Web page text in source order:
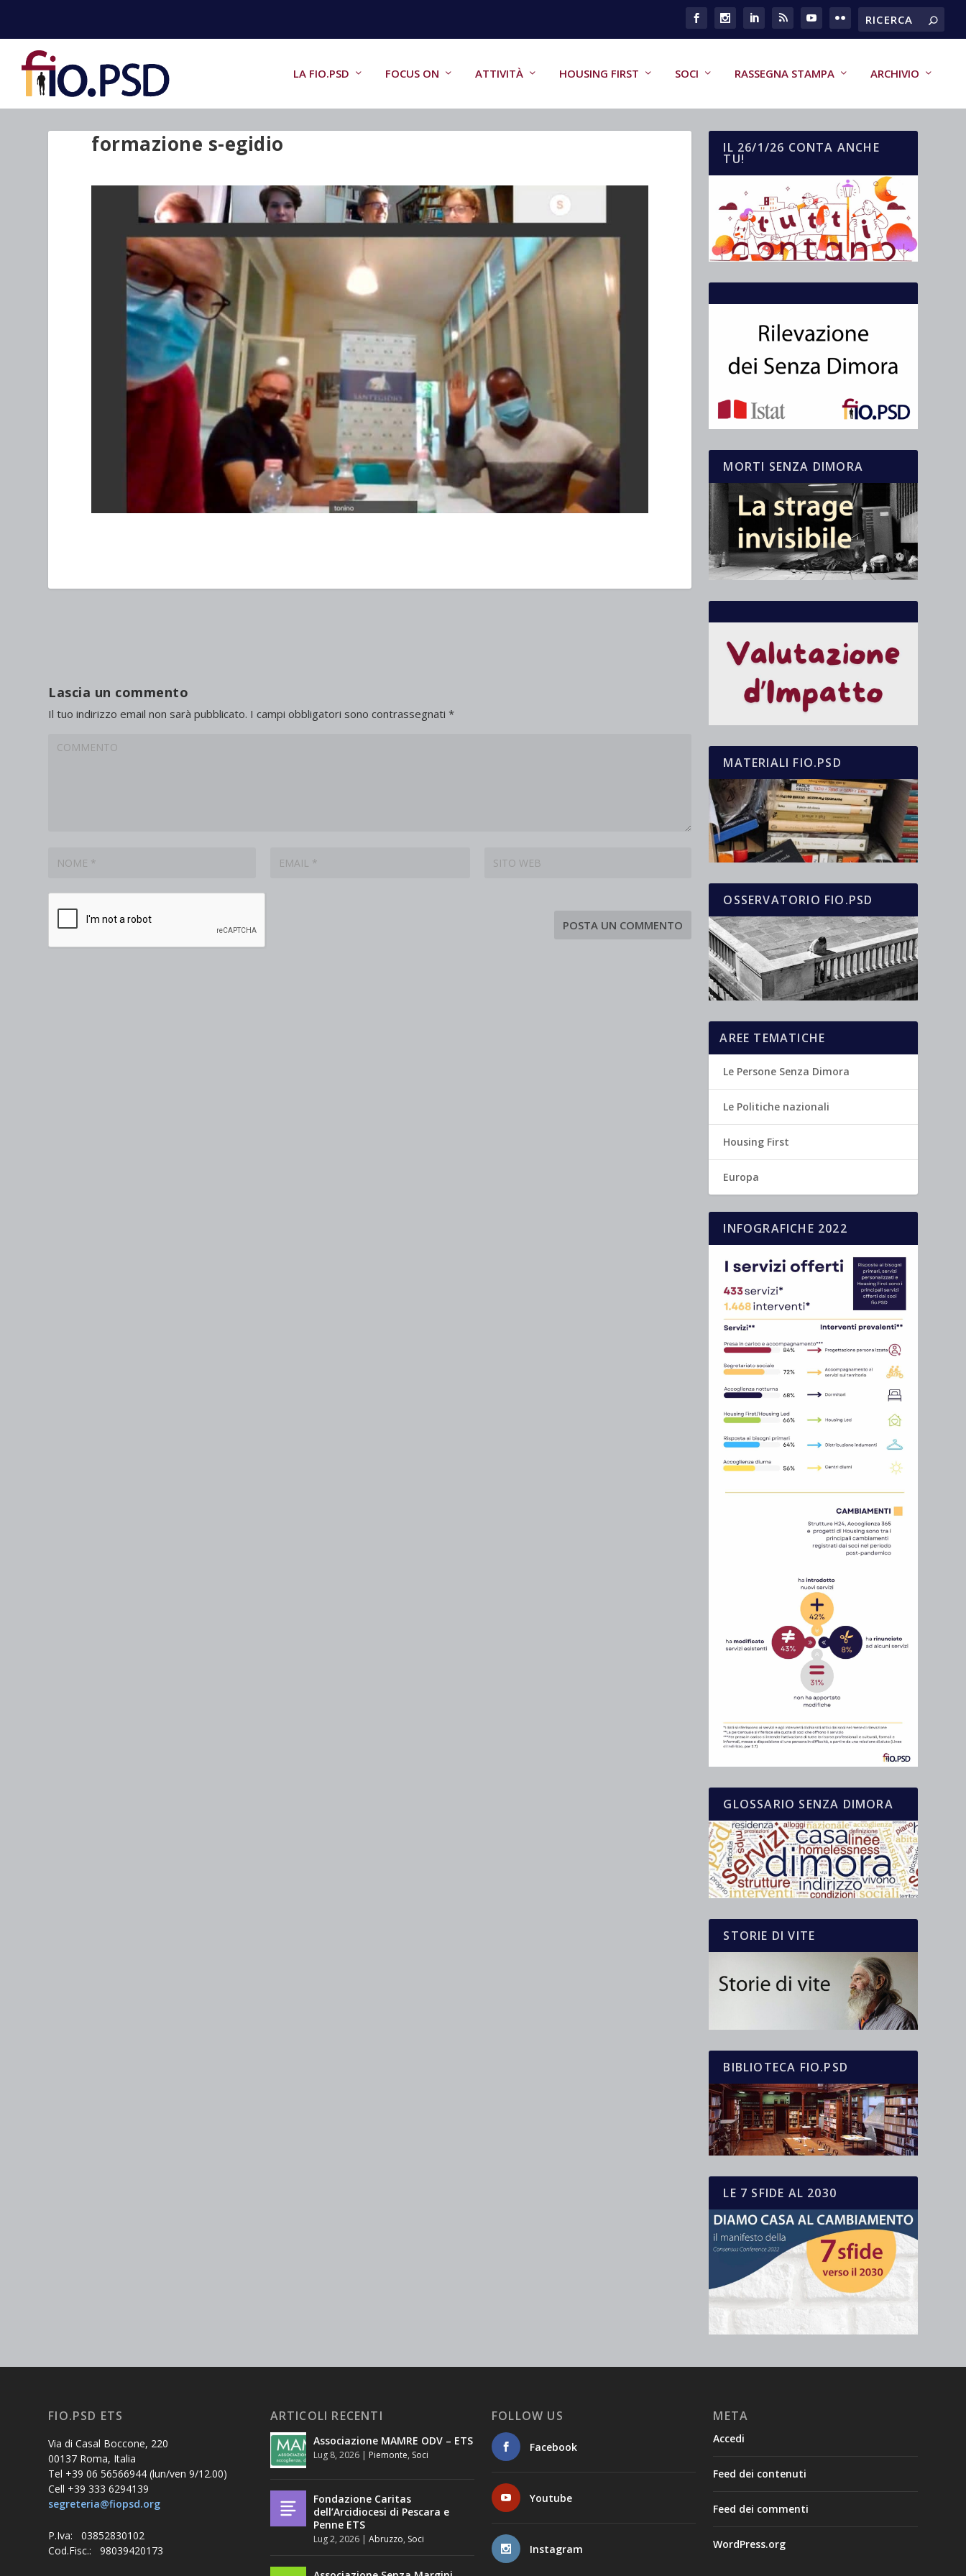
LA FIO.PSD FOCUS ON ATTIVITÀ HOUSING FIRST SOCI RASSEGNA STAMPA ARCHIVIO
formazione s-egidio
Lascia un commento
Il tuo indirizzo email non sarà pubblicato. I campi obbligatori sono contrassegnati*
IL 26/1/26 CONTA ANCHE
TU!
MORTI SENZA DIMORA
MATERIALI FIO.PSD
OSSERVATORIO FIO.PSD
AREE TEMATICHE
Le Persone Senza Dimora
Le Politiche nazionali
Housing First
Europa
INFOGRAFICHE 2022
GLOSSARIO SENZA DIMORA
STORIE DI VITE
BIBLIOTECA FIO.PSD
LE 7 SFIDE AL 2030
FIO.PSD ETS
Via di Casal Boccone, 220
00137 Roma, Italia
Tel +39 06 56566944 (lun/ven 9/12.00)
Cell +39 333 6294139
segreteria@fiopsd.org
P.Iva: 03852830102
Cod.Fisc.: 98039420173
ARTICOLI RECENTI
Associazione MAMRE ODV – ETS
Lug 8, 2026| Piemonte, Soci
Fondazione Caritas
dell’Arcidiocesi di Pescara e
Penne ETS
Lug 2, 2026| Abruzzo, Soci
FOLLOW US
Facebook
Youtube
Instagram
META
Accedi
Feed dei contenuti
Feed dei commenti
WordPress.org